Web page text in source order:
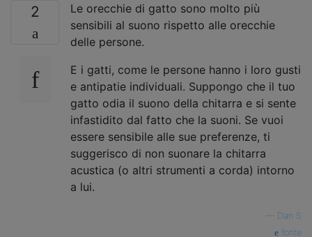
2
Le orecchie di gatto sono molto più
sensibili al suono rispetto alle orecchie
delle persone.
E i gatti, come le persone hanno i loro gusti
e antipatie individuali. Suppongo che il tuo
gatto odia il suono della chitarra e si sente
infastidito dal fatto che la suoni. Se vuoi
essere sensibile alle sue preferenze, ti
suggerisco di non suonare la chitarra
acustica (o altri strumenti a corda) intorno
a lui.
Dan S
fonte